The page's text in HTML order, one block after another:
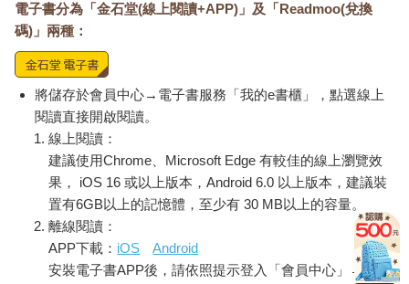
電子書分為「金石堂(線上閱讀+APP)」及「Readmoo(兌換
碼)」兩種：
將儲存於會員中心→電子書服務「我的e書櫃」，點選線上
閱讀直接開啟閱讀。
線上閱讀：
建議使用Chrome、Microsoft Edge 有較佳的線上瀏覽效
果， iOS 16 或以上版本，Android 6.0 以上版本，建議裝
置有6GB以上的記憶體，至少有 30 MB以上的容量。
離線閱讀：
APP下載： iOS
Android
安裝電子書APP後，請依照提示登入「會員中心」→「我